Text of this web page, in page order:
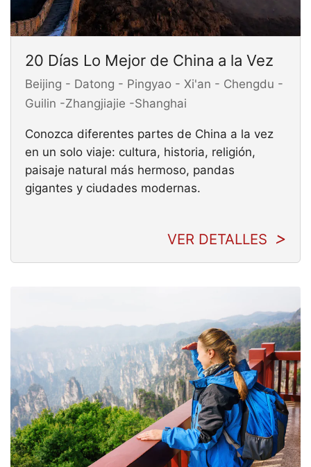
20 Días Lo Mejor de China a la Vez
Beijing - Datong - Pingyao - Xi'an - Chengdu -
Guilin -Zhangjiajie -Shanghai
Conozca diferentes partes de China a la vez
en un solo viaje: cultura, historia, religión,
paisaje natural más hermoso, pandas
gigantes y ciudades modernas.
VER DETALLES